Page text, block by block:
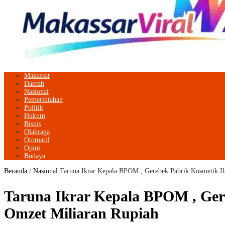
Makassar
Daerah
Nasional
Pemerintahan
Politik
Hukum
Bisnis
Olahraga
Otomatif
Opini
Budaya
Beranda / Nasional Taruna Ikrar Kepala BPOM , Gerebek Pabrik Kosmetik
Taruna Ikrar Kepala BPOM ,
Omzet Miliaran Rupiah